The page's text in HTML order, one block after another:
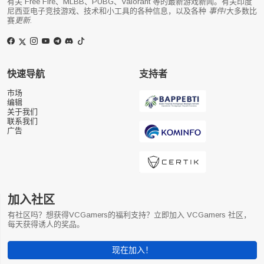
尼西亚电子竞技游戏、技术和小工具的各种信息，以及各种 事件/大多数比
赛 更新.
快速导航
市场
编辑
关于我们
联系我们
广告
支持者
加入社区
有社区吗？想获得VCGamers的福利支持？立即加入 VCGamers 社区，
每天获得诱人的奖品。
现在加入！